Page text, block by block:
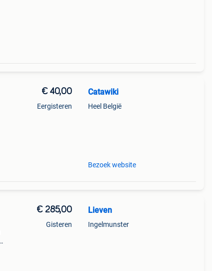
€ 40,00
Eergisteren
Catawiki
Heel België
Bezoek website
€ 285,00
Gisteren
Lieven
Ingelmunster